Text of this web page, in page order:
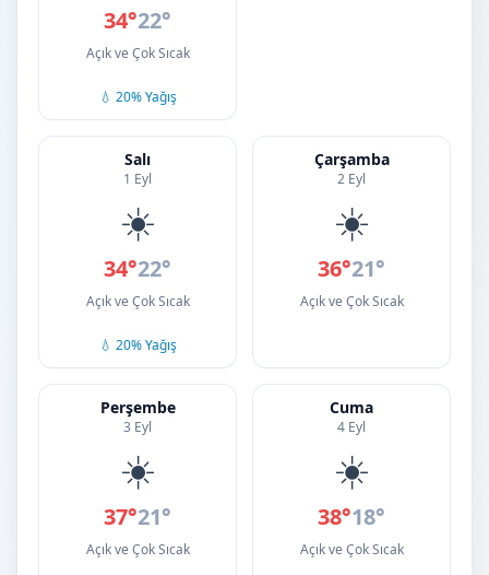
34°22°
Açık ve Çok Sıcak
💧 20% Yağış
Salı
1 Eyl
☀️
34°22°
Açık ve Çok Sıcak
💧 20% Yağış
Çarşamba
2 Eyl
☀️
36°21°
Açık ve Çok Sıcak
Perşembe
3 Eyl
☀️
37°21°
Açık ve Çok Sıcak
Cuma
4 Eyl
☀️
38°18°
Açık ve Çok Sıcak